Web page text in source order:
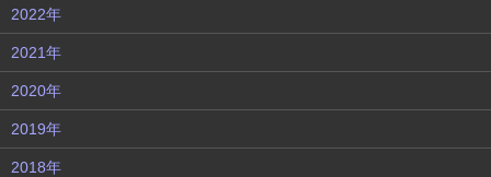
2022年
2021年
2020年
2019年
2018年